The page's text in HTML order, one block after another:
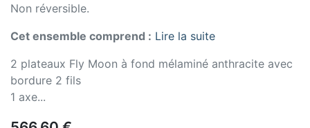
Non réversible.
Cet ensemble comprend : Lire la suite
2 plateaux Fly Moon à fond mélaminé anthracite avec
bordure 2 fils
1 axe...